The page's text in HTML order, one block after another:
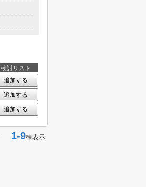
検討リスト
追加する
追加する
追加する
1-9棟表示